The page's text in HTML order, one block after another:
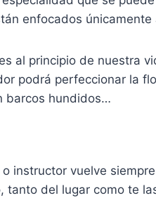
enfocados
al principio de nuestra
podrá perfeccionar la
barcos hundidos…
instructor vuelve
del lugar como te